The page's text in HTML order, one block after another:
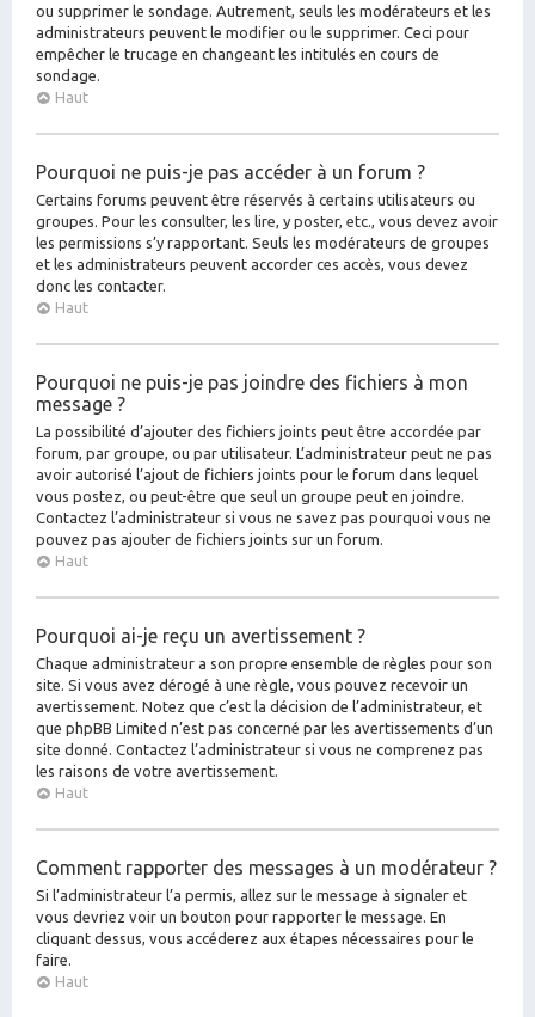
ou supprimer le sondage. Autrement, seuls les modérateurs et les
administrateurs peuvent le modifier ou le supprimer. Ceci pour
empêcher le trucage en changeant les intitulés en cours de
sondage.
Haut
Pourquoi ne puis-je pas accéder à un forum ?
Certains forums peuvent être réservés à certains utilisateurs ou
groupes. Pour les consulter, les lire, y poster, etc., vous devez avoir
les permissions s’y rapportant. Seuls les modérateurs de groupes
et les administrateurs peuvent accorder ces accès, vous devez
donc les contacter.
Haut
Pourquoi ne puis-je pas joindre des fichiers à mon
message ?
La possibilité d’ajouter des fichiers joints peut être accordée par
forum, par groupe, ou par utilisateur. L’administrateur peut ne pas
avoir autorisé l’ajout de fichiers joints pour le forum dans lequel
vous postez, ou peut-être que seul un groupe peut en joindre.
Contactez l’administrateur si vous ne savez pas pourquoi vous ne
pouvez pas ajouter de fichiers joints sur un forum.
Haut
Pourquoi ai-je reçu un avertissement ?
Chaque administrateur a son propre ensemble de règles pour son
site. Si vous avez dérogé à une règle, vous pouvez recevoir un
avertissement. Notez que c’est la décision de l’administrateur, et
que phpBB Limited n’est pas concerné par les avertissements d’un
site donné. Contactez l’administrateur si vous ne comprenez pas
les raisons de votre avertissement.
Haut
Comment rapporter des messages à un modérateur ?
Si l’administrateur l’a permis, allez sur le message à signaler et
vous devriez voir un bouton pour rapporter le message. En
cliquant dessus, vous accéderez aux étapes nécessaires pour le
faire.
Haut